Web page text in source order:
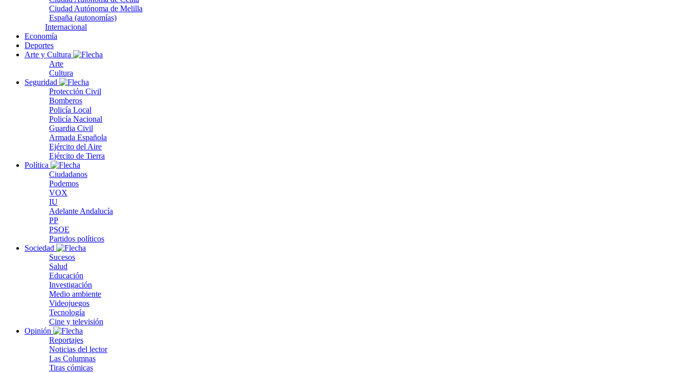
Ciudad Autónoma de Melilla
España (autonomías)
Internacional
Economía
Deportes
Arte y Cultura
Arte
Cultura
Seguridad
Protección Civil
Bomberos
Policía Local
Policía Nacional
Guardia Civil
Armada Española
Ejército del Aire
Ejército de Tierra
Política
Ciudadanos
Podemos
VOX
IU
Adelante Andalucía
PP
PSOE
Partidos políticos
Sociedad
Sucesos
Salud
Educación
Investigación
Medio ambiente
Videojuegos
Tecnología
Cine y televisión
Opinión
Reportajes
Noticias del lector
Las Columnas
Tiras cómicas